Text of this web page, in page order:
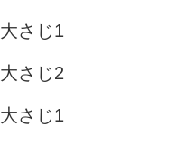
大さじ1
大さじ2
大さじ1